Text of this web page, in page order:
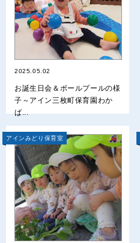
2025.05.02
お誕生日会＆ボールプールの様
子～アイン三枚町保育園わか
ば...
アインみどり保育室